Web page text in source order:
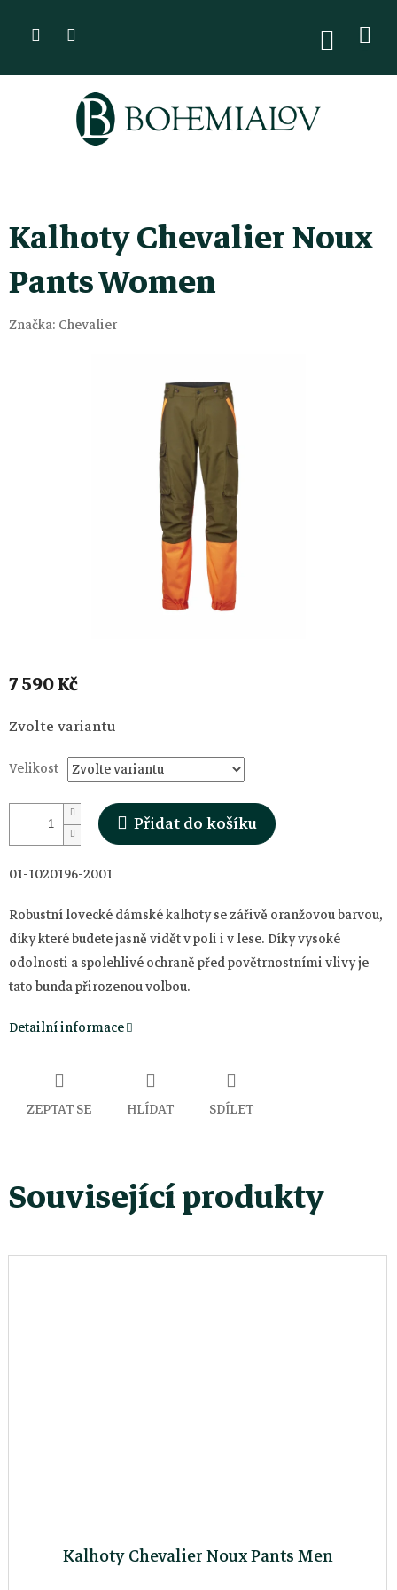
Kalhoty Chevalier Noux
Pants Women
Značka: Chevalier
7 590 Kč
Měrná
cena:
Zvolte variantu
Velikost
Přidat do košíku
01-1020196-2001
Robustní lovecké dámské kalhoty se zářivě oranžovou barvou,
díky které budete jasně vidět v poli i v lese. Díky vysoké
odolnosti a spolehlivé ochraně před povětrnostními vlivy je
tato bunda přirozenou volbou.
Detailní informace
ZEPTAT SE HLÍDAT SDÍLET
Související produkty
Kalhoty Chevalier Noux Pants Men